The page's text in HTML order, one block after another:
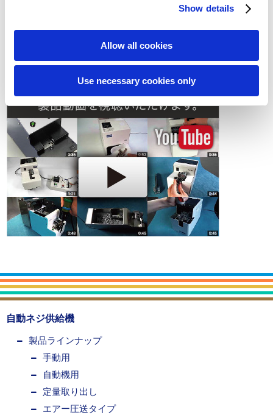
Show details
Allow all cookies
Use necessary cookies only
自動ネジ供給機
製品ラインナップ
手動用
自動機用
定量取り出し
エアー圧送タイプ